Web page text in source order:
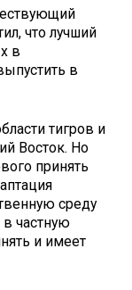
что лучший
в
в
тигров и
Восток. Но
принять
среду
частную
и имеет